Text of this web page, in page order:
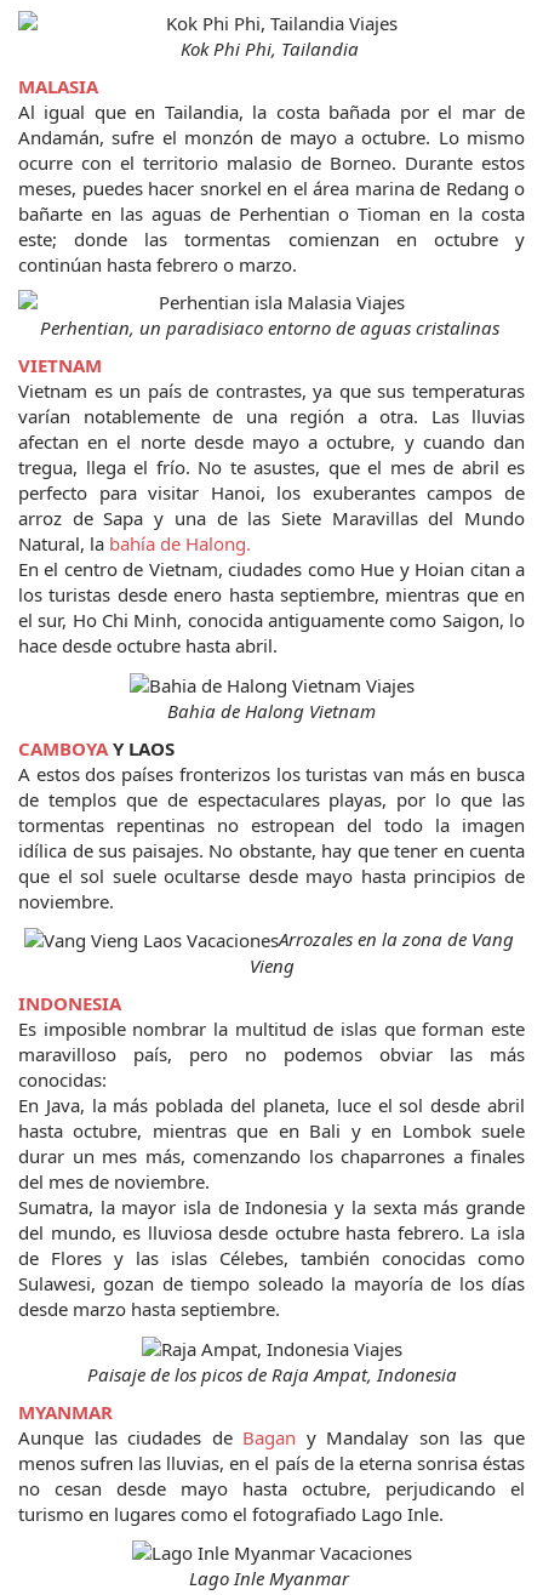
Kok Phi Phi, Tailandia
MALASIA
Al igual que en Tailandia, la costa bañada por el mar de
Andamán, sufre el monzón de mayo a octubre. Lo mismo
ocurre con el territorio malasio de Borneo. Durante estos
meses, puedes hacer snorkel en el área marina de Redang o
bañarte en las aguas de Perhentian o Tioman en la costa
este; donde las tormentas comienzan en octubre y
continúan hasta febrero o marzo.
Perhentian, un paradisiaco entorno de aguas cristalinas
VIETNAM
Vietnam es un país de contrastes, ya que sus temperaturas
varían notablemente de una región a otra. Las lluvias
afectan en el norte desde mayo a octubre, y cuando dan
tregua, llega el frío. No te asustes, que el mes de abril es
perfecto para visitar Hanoi, los exuberantes campos de
arroz de Sapa y una de las Siete Maravillas del Mundo
Natural, la bahía de Halong.
En el centro de Vietnam, ciudades como Hue y Hoian citan a
los turistas desde enero hasta septiembre, mientras que en
el sur, Ho Chi Minh, conocida antiguamente como Saigon, lo
hace desde octubre hasta abril.
Bahia de Halong Vietnam
CAMBOYA Y LAOS
A estos dos países fronterizos los turistas van más en busca
de templos que de espectaculares playas, por lo que las
tormentas repentinas no estropean del todo la imagen
idílica de sus paisajes. No obstante, hay que tener en cuenta
que el sol suele ocultarse desde mayo hasta principios de
noviembre.
Arrozales en la zona de Vang
Vieng
INDONESIA
Es imposible nombrar la multitud de islas que forman este
maravilloso país, pero no podemos obviar las más
conocidas:
En Java, la más poblada del planeta, luce el sol desde abril
hasta octubre, mientras que en Bali y en Lombok suele
durar un mes más, comenzando los chaparrones a finales
del mes de noviembre.
Sumatra, la mayor isla de Indonesia y la sexta más grande
del mundo, es lluviosa desde octubre hasta febrero. La isla
de Flores y las islas Célebes, también conocidas como
Sulawesi, gozan de tiempo soleado la mayoría de los días
desde marzo hasta septiembre.
Paisaje de los picos de Raja Ampat, Indonesia
MYANMAR
Aunque las ciudades de Bagan y Mandalay son las que
menos sufren las lluvias, en el país de la eterna sonrisa éstas
no cesan desde mayo hasta octubre, perjudicando el
turismo en lugares como el fotografiado Lago Inle.
Lago Inle Myanmar